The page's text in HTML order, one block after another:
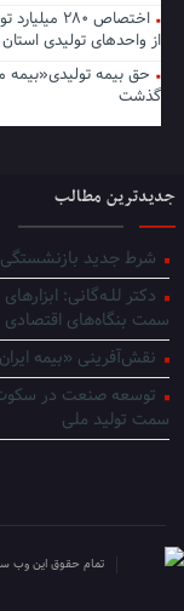
اختصاص
از واحدهای تولیدی استان
گذشت
جدیدترین مطالب
شرط جدید
دکتر للـه‌گانی:
سمت بنگاه‌های
نقش‌آفرینی «بیمه
توسعه صنعت در
سمت تولید ملی
تمام حقوق این وب